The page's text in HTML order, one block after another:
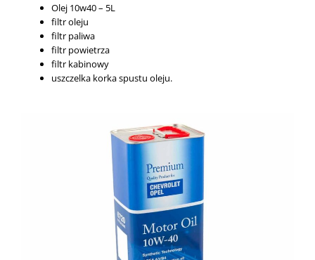
Olej 10w40 – 5L
filtr oleju
filtr paliwa
filtr powietrza
filtr kabinowy
uszczelka korka spustu oleju.